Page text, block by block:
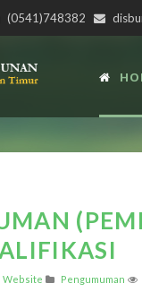
(0541)748382
Website Pengumuman